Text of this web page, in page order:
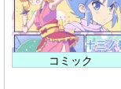
コミック